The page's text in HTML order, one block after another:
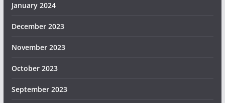
January 2024
December 2023
November 2023
October 2023
September 2023